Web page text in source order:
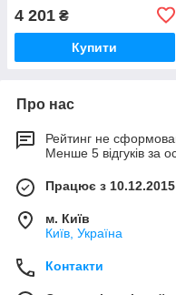
4 201 ₴
Купити
Про нас
Рейтинг не
Менше 5 відгуків за
Працює з 10.12.2015
м. Київ
Київ, Україна
Контакти